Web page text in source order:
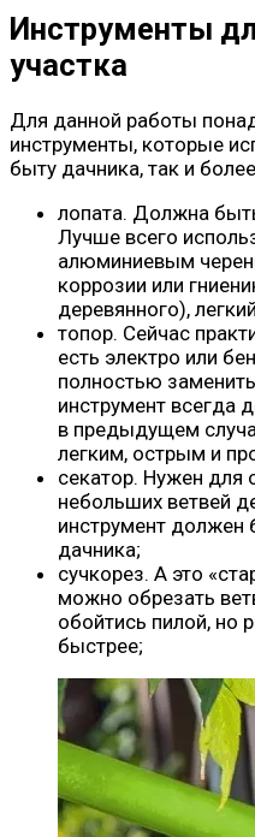
Инструменты
участка
Для данной работы
инструменты, которые
быту дачника, так и
лопата. Должна
Лучше всего
алюминиевым
коррозии или
деревянного),
топор. Сейчас
есть электро или
полностью
инструмент всегда
в предыдущем
легким, острым и
секатор. Нужен для
небольших ветвей
инструмент должен
дачника;
сучкорез. А это
можно обрезать
обойтись пилой, но
быстрее;